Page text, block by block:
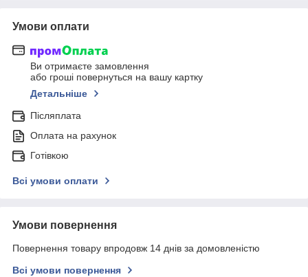
Умови оплати
Ви отримаєте замовлення
або гроші повернуться на вашу картку
Детальніше
Післяплата
Оплата на рахунок
Готівкою
Всі умови оплати
Умови повернення
Повернення товару впродовж 14 днів за домовленістю
Всі умови повернення